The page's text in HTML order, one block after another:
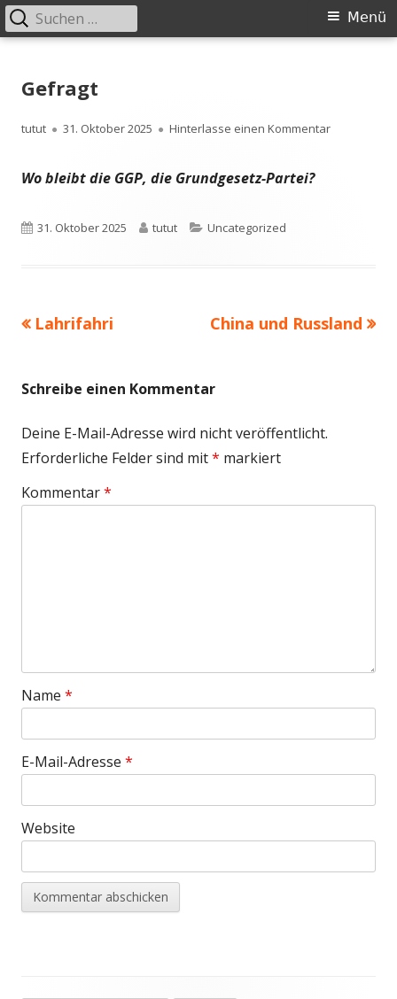
zum
Primäres
Menü
Suchen
nach:
Gefragt
Autor
tutut
Veröffentlicht
31. Oktober 2025 Hinterlasse einen Kommentarzu Gefragt
Wo bleibt die GGP, die Grundgesetz-Partei?
Veröffentlicht
31. Oktober 2025 Autor
tutut Kategorien
Uncategorized
Beitragsnavigation
Vorheriger
Lahrifahri
Nächster
China und Russland
Schreibe einen Kommentar
Deine E-Mail-Adresse wird nicht veröffentlicht.
Erforderliche Felder sind mit* markiert
Kommentar*
Name *
E-Mail-Adresse *
Website